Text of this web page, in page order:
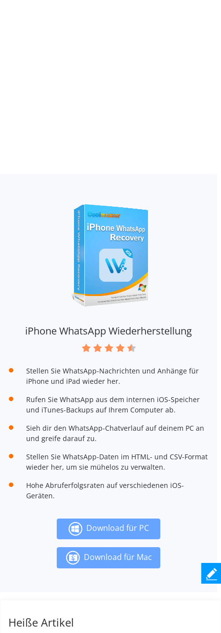
iPhone WhatsApp Wiederherstellung
Stellen Sie WhatsApp-Nachrichten und Anhänge für
iPhone und iPad wieder her.
Rufen Sie WhatsApp aus dem internen iOS-Speicher
und iTunes-Backups auf Ihrem Computer ab.
Sieh dir den WhatsApp-Chatverlauf auf deinem PC an
und greife darauf zu.
Stellen Sie WhatsApp-Daten im HTML- und CSV-Format
wieder her, um sie mühelos zu verwalten.
Hohe Abruferfolgsraten auf verschiedenen iOS-
Geräten.
Download für PC
Download für Mac
Heiße Artikel